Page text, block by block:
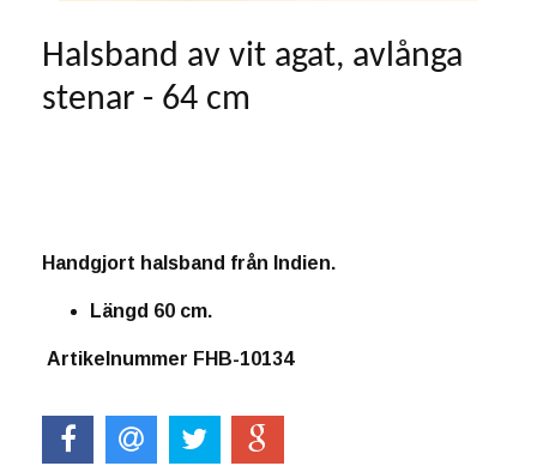
Halsband av vit agat, avlånga
stenar - 64 cm
Handgjort halsband från Indien.
Längd 60 cm.
Artikelnummer FHB-10134